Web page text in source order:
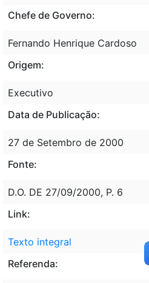
Chefe de Governo:
Fernando Henrique Cardoso
Origem:
Executivo
Data de Publicação:
27 de Setembro de 2000
Fonte:
D.O. DE 27/09/2000, P. 6
Link:
Texto integral
Referenda: